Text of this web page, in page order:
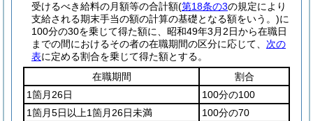
受けるべき給料の月額等の合計額(第18条の3の規定により
支給される期末手当の額の計算の基礎となる額をいう。)に
100分の30を乗じて得た額に、昭和49年3月2日から在職日
までの間におけるその者の在職期間の区分に応じて、 次の
表に定める割合を乗じて得た額とする。
在職期間
割合
1箇月26日
100分の100
1箇月5日以上1箇月26日未満
100分の70